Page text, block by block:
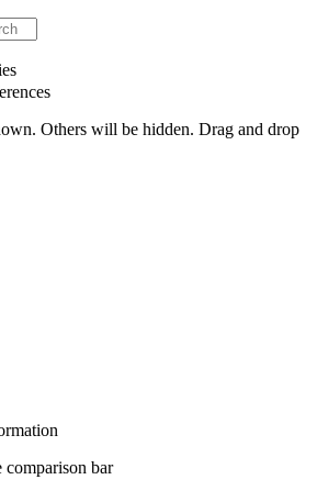
Others will be hidden. Drag and drop
bar